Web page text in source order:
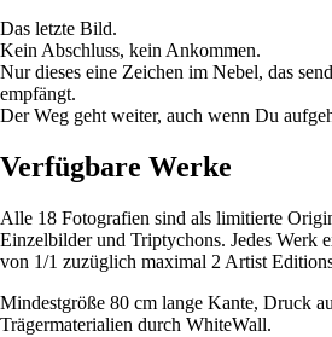
Das letzte Bild.
Kein Abschluss, kein Ankommen.
Nur dieses eine Zeichen im Nebel, das
empfängt.
Der Weg geht weiter, auch wenn Du
Verfügbare Werke
Alle 18 Fotografien sind als limitierte
Einzelbilder und Triptychons. Jedes Werk
von 1/1 zuzüglich maximal 2 Artist
Mindestgröße 80 cm lange Kante, Druck
Trägermaterialien durch WhiteWall.